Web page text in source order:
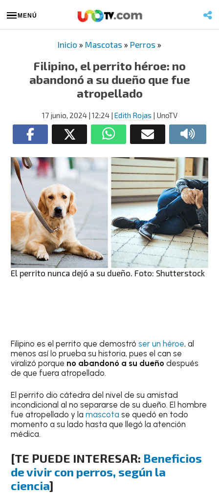
MENÚ
Inicio » Mascotas » Perros »
Filipino, el perrito héroe: no
abandonó a su dueño que fue
atropellado
17 junio, 2024| 12:24| Edith Rojas | UnoTV
El perrito nunca dejó a su dueño. Foto: Shutterstock
Filipino es el perrito que demostróser un héroe, al
menos así lo prueba su historia, pues el can se
viralizó porque no abandonó a su dueño después
de que fuera atropellado.
El perrito dio cátedra del nivel de su amistad
incondicional al no separarse de su dueño. El hombre
fue atropellado y lamascota se quedó en todo
momento a su lado hasta que llegó la atención
médica.
[TE PUEDE INTERESAR: Beneficios
de vivir con perros, según la
ciencia]